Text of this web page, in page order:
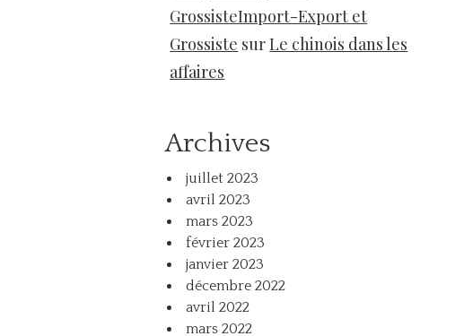
GrossisteImport-Export et
Grossiste surLe chinois dans les
affaires
Archives
juillet 2023
avril 2023
mars 2023
février 2023
janvier 2023
décembre 2022
avril 2022
mars 2022